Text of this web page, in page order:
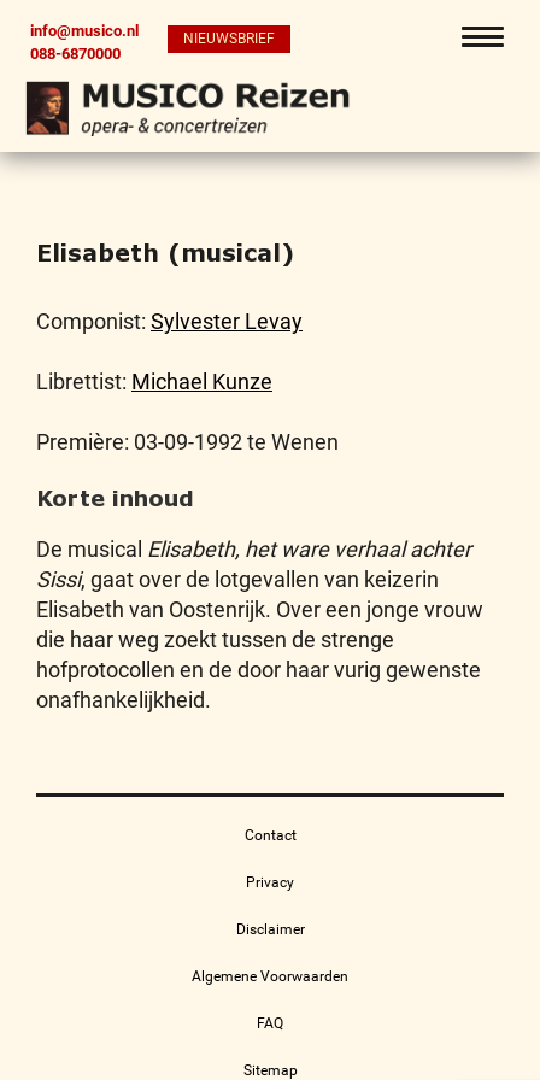
info@musico.nl
088-6870000
NIEUWSBRIEF
Elisabeth (musical)
Componist: Sylvester Levay
Librettist: Michael Kunze
Première: 03-09-1992 te Wenen
Korte inhoud
De musical Elisabeth, het ware verhaal achter
Sissi, gaat over de lotgevallen van keizerin
Elisabeth van Oostenrijk. Over een jonge vrouw
die haar weg zoekt tussen de strenge
hofprotocollen en de door haar vurig gewenste
onafhankelijkheid.
Contact
Privacy
Disclaimer
Algemene Voorwaarden
FAQ
Sitemap